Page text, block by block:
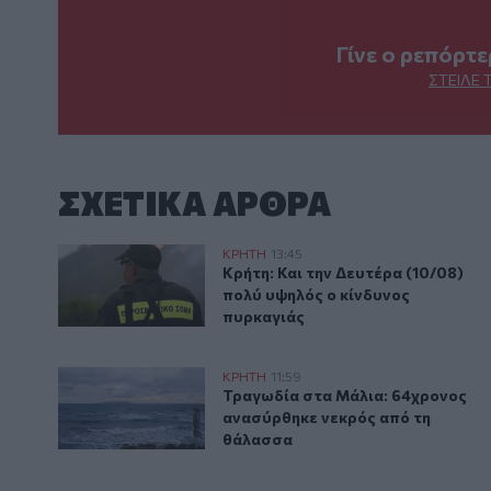
Γίνε ο
ΣΤΕΊΛΕ
ΣΧΕΤΙΚA AΡΘΡΑ
Κρήτη: Και την Δευτέρα (10/08) πολύ υψηλός ο
ΚΡΗΤΗ 13:45
Κρήτη: Και την Δευτέρα (10/08)
Κρήτη: Και την Δευτέρα (10/08)
πολύ υψηλός ο κίνδυνος
πυρκαγιάς
Τραγωδία στα Μάλια: 64χρονος ανασύρθηκε
ΚΡΗΤΗ 11:59
Τραγωδία στα Μάλια:
Τραγωδία στα Μάλια: 64χρονος
ανασύρθηκε νεκρός από τη
θάλασσα